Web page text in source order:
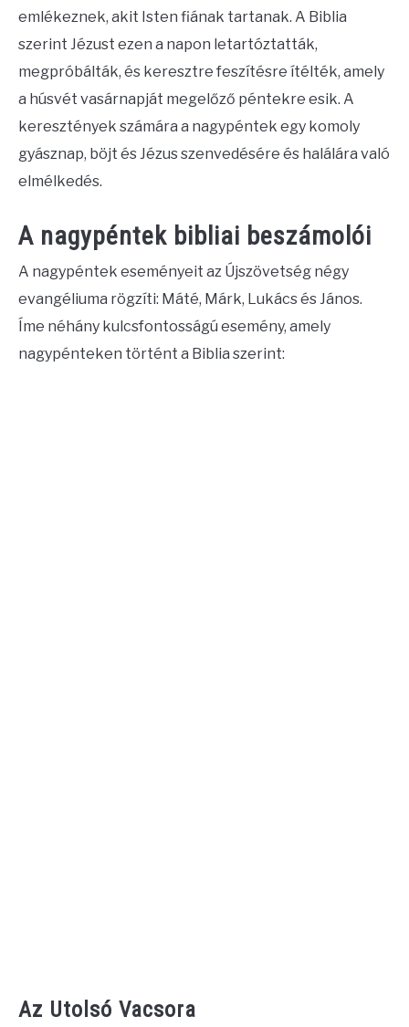
emlékeznek, akit Isten fiának tartanak. A Biblia
szerint Jézust ezen a napon letartóztatták,
megpróbálták, és keresztre feszítésre ítélték, amely
a húsvét vasárnapját megelőző péntekre esik. A
keresztények számára a nagypéntek egy komoly
gyásznap, böjt és Jézus szenvedésére és halálára való
elmélkedés.
A nagypéntek bibliai beszámolói
A nagypéntek eseményeit az Újszövetség négy
evangéliuma rögzíti: Máté, Márk, Lukács és János.
Íme néhány kulcsfontosságú esemény, amely
nagypénteken történt a Biblia szerint:
Az Utolsó Vacsora